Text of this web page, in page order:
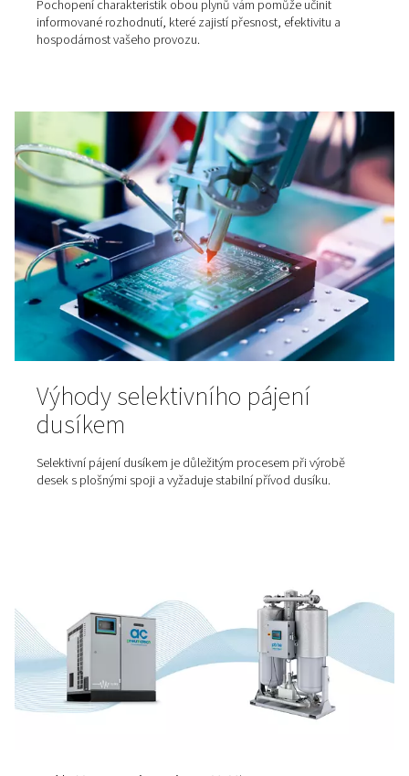
Jak funguje laserové řezání
jakou roli v tom hraje dusík?
Laserové řezání patří mezi nejpřesnější a
dělení materiálů v moderní průmyslové výrobě. Díky